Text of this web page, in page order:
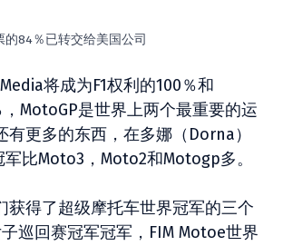
的84％已转交给美国公司
将成为F1权利的100％和
MotoGP是世界上两个最重要的运
有更多的东西，在多娜（Dorna）
军比Moto3，Moto2和Motogp多。
获得了超级摩托车世界冠军的三个
巡回赛冠军冠军，FIM Motoe世界